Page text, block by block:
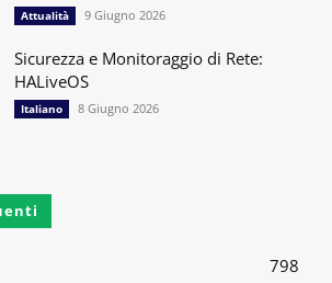
Attualità 9 Giugno 2026
Sicurezza e Monitoraggio di Rete:
HALiveOS
Italiano 8 Giugno 2026
798